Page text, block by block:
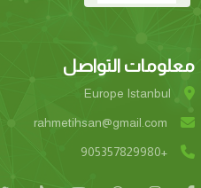
معلومات التواصل
Europe Istanbul
rahmetihsan@gmail.com
+905357829980